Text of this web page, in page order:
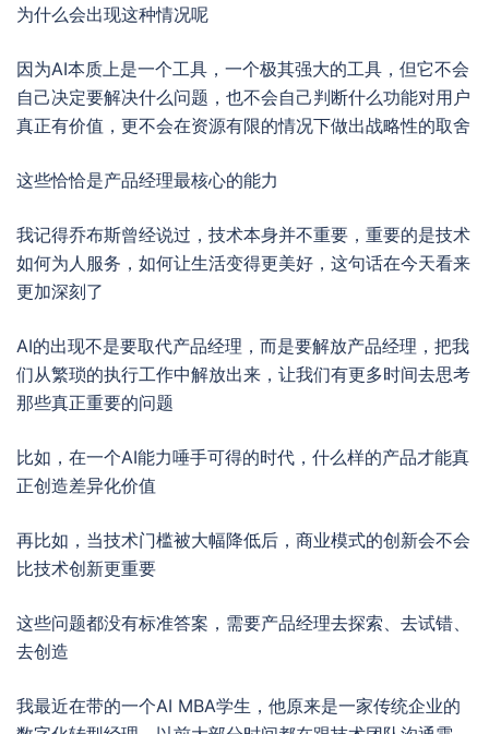
为什么会出现这种情况呢
因为AI本质上是一个工具，一个极其强大的工具，但它不会
自己决定要解决什么问题，也不会自己判断什么功能对用户
真正有价值，更不会在资源有限的情况下做出战略性的取舍
这些恰恰是产品经理最核心的能力
我记得乔布斯曾经说过，技术本身并不重要，重要的是技术
如何为人服务，如何让生活变得更美好，这句话在今天看来
更加深刻了
AI的出现不是要取代产品经理，而是要解放产品经理，把我
们从繁琐的执行工作中解放出来，让我们有更多时间去思考
那些真正重要的问题
比如，在一个AI能力唾手可得的时代，什么样的产品才能真
正创造差异化价值
再比如，当技术门槛被大幅降低后，商业模式的创新会不会
比技术创新更重要
这些问题都没有标准答案，需要产品经理去探索、去试错、
去创造
我最近在带的一个AI MBA学生，他原来是一家传统企业的